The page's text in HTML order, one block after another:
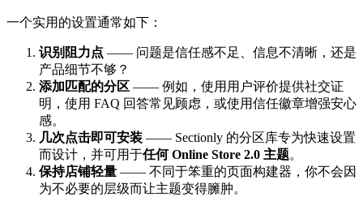
一个实用的设置通常如下：
识别阻力点 —— 问题是信任感不足、信息不清晰，还是
产品细节不够？
添加匹配的分区 —— 例如，使用用户评价提供社交证
明，使用 FAQ 回答常见顾虑，或使用信任徽章增强安心
感。
几次点击即可安装 —— Sectionly 的分区库专为快速设置
而设计，并可用于任何 Online Store 2.0 主题。
保持店铺轻量 —— 不同于笨重的页面构建器，你不会因
为不必要的层级而让主题变得臃肿。